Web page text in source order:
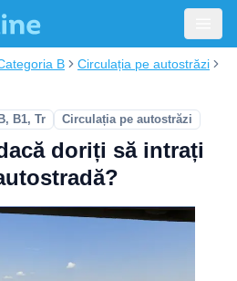
B
Circulația pe autostrăzi
B1, Tr Circulația pe autostrăzi
doriți să intrați